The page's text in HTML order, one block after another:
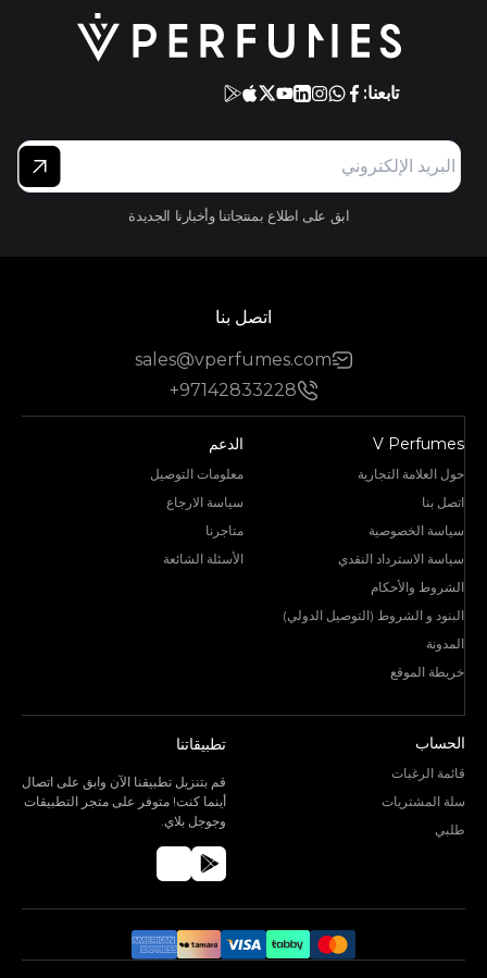
تابعنا:
ابق على اطلاع بمنتجاتنا وأخبارنا الجديدة
اتصل بنا
sales@vperfumes.com
+97142833228
V Perfumes
حول العلامة التجارية
اتصل بنا
سياسة الخصوصية
سياسة الاسترداد النقدي
الشروط والأحكام
البنود و الشروط (التوصيل الدولي)
المدونة
خريطة الموقع
الدعم
معلومات التوصيل
سياسة الارجاع
متاجرنا
الأسئلة الشائعة
الحساب
قائمة الرغبات
سلة المشتريات
طلبي
تطبيقاتنا
قم بتنزيل تطبيقنا الآن وابق على اتصال
أينما كنت! متوفر على متجر التطبيقات
وجوجل بلاي.